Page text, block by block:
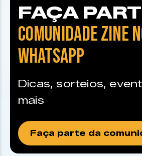
FAÇA
COMUNIDADE ZINE
WHATSAPP
Dicas, sorteios,
mais
Faça parte da